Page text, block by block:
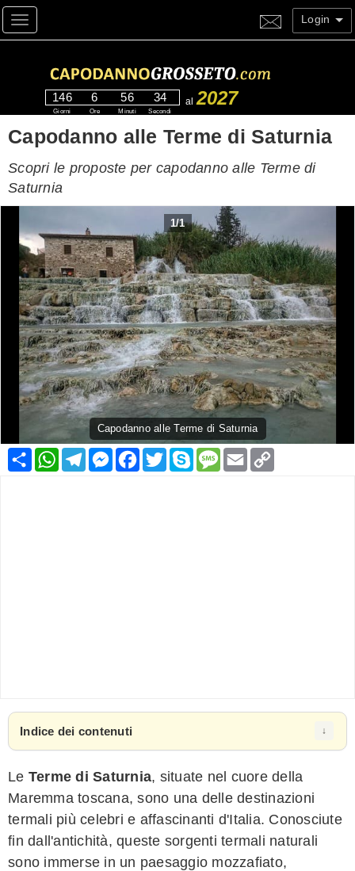
Toggle navigation Login
146
Giorni
6
Ore
56
Minuti
33
Secondi
al 2027
Capodanno alle Terme di Saturnia
Scopri le proposte per capodanno alle Terme di
Saturnia
1/1
Capodanno alle Terme di Saturnia
Condividi
WhatsApp
Telegram
Messenger
Facebook
TwitterSkypeMessage
Email
Indice dei contenuti
Le Terme di Saturnia, situate nel cuore della
Maremma toscana, sono una delle destinazioni
termali più celebri e affascinanti d'Italia. Conosciute
fin dall'antichità, queste sorgenti termali naturali
sono immerse in un paesaggio mozzafiato,